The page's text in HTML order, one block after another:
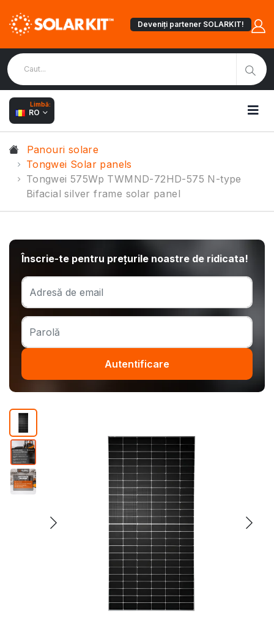
Deveniți partener SOLARKIT!
Limbă:
RO
Panouri solare
Tongwei Solar panels
Tongwei 575Wp TWMND-72HD-575 N-type
Bifacial silver frame solar panel
Înscrie-te pentru prețurile noastre de ridicata!
Autentificare